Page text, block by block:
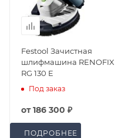
Festool Зачистная
шлифмашина RENOFIX
RG 130 E
Под заказ
от186 300 ₽
ПОДРОБНЕЕ